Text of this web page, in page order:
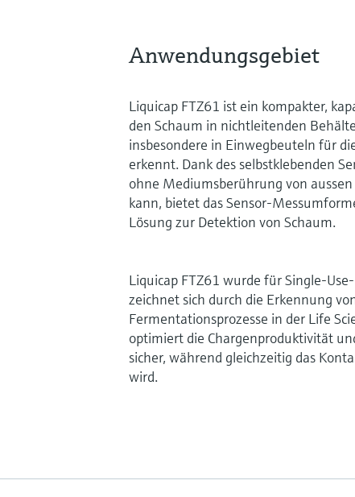
Anwendungsgebiet
Liquicap FTZ61 ist ein kompakter,
den Schaum in nichtleitenden
insbesondere in Einwegbeuteln für
erkennt. Dank des selbstklebenden
ohne Mediumsberührung von
kann, bietet das Sensor-
Lösung zur Detektion von Schaum.
Liquicap FTZ61 wurde für Single-
zeichnet sich durch die Erkennung
Fermentationsprozesse in der Life
optimiert die Chargenproduktivität
sicher, während gleichzeitig das
wird.